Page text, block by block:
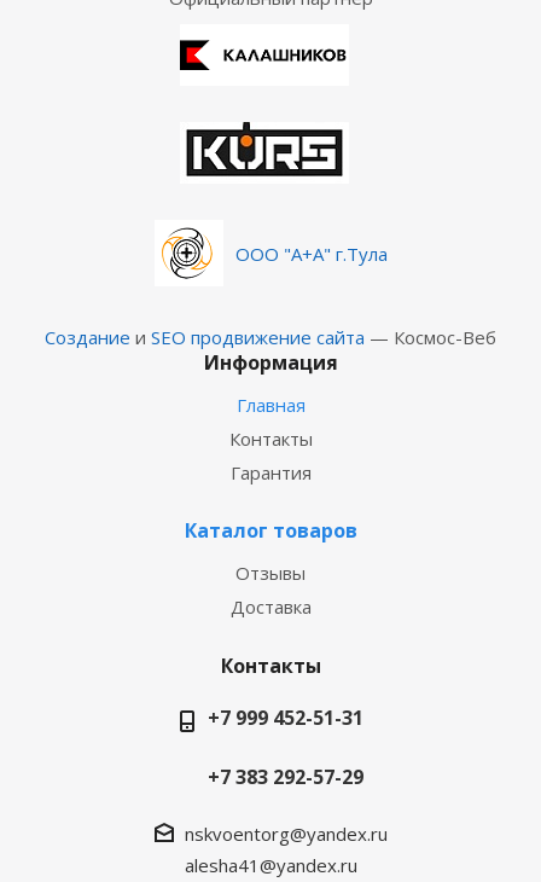
ООО "А+А" г.Тула
Создание и SEO продвижение сайта — Космос-Веб
Информация
Главная
Контакты
Гарантия
Каталог товаров
Отзывы
Доставка
Контакты
+7 999 452-51-31
+7 383 292-57-29
nskvoentorg@yandex.ru
alesha41@yandex.ru